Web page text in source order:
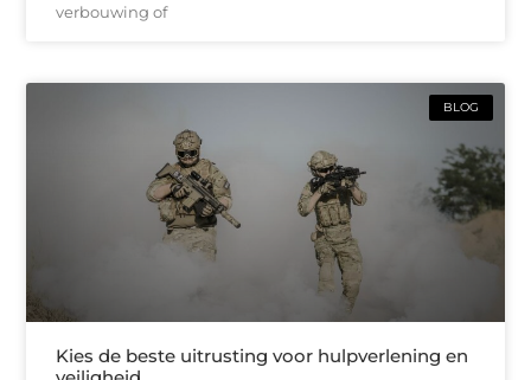
verbouwing of
BLOG
Kies de beste uitrusting voor hulpverlening en